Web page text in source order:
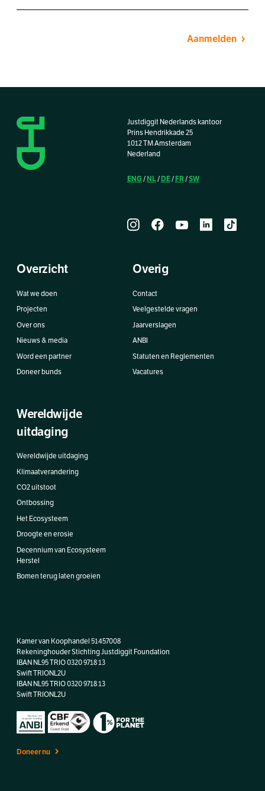
Aanmelden
Justdiggit Nederlands kantoor
Prins Hendrikkade 25
1012 TM Amsterdam
Nederland
ENG / NL/ DE/ FR/SW
Overzicht
Wat we doen
Projecten
Over ons
Nieuws & media
Word een partner
Doneer bunds
Overig
Contact
Veelgestelde vragen
Jaarverslagen
ANBI
Statuten en Reglementen
Vacatures
Wereldwijde
uitdaging
Wereldwijde uitdaging
Klimaatverandering
CO2 uitstoot
Ontbossing
Het Ecosysteem
Droogte en erosie
Decennium van Ecosysteem
Herstel
Bomen terug laten groeien
Kamer van Koophandel 51457008
Rekeninghouder Stichting Justdiggit Foundation
IBAN NL95 TRIO 0320 9718 13
Swift TRIONL2U
IBAN NL95 TRIO 0320 9718 13
Swift TRIONL2U
Doneer nu